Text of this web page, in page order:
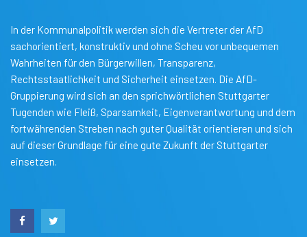
In der Kommunalpolitik werden sich die Vertreter der AfD
sachorientiert, konstruktiv und ohne Scheu vor unbequemen
Wahrheiten für den Bürgerwillen, Transparenz,
Rechtsstaatlichkeit und Sicherheit einsetzen. Die AfD-
Gruppierung wird sich an den sprichwörtlichen Stuttgarter
Tugenden wie Fleiß, Sparsamkeit, Eigenverantwortung und dem
fortwährenden Streben nach guter Qualität orientieren und sich
auf dieser Grundlage für eine gute Zukunft der Stuttgarter
einsetzen.